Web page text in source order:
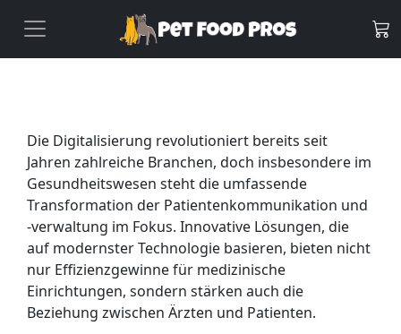
Die Digitalisierung revolutioniert bereits seit
Jahren zahlreiche Branchen, doch insbesondere im
Gesundheitswesen steht die umfassende
Transformation der Patientenkommunikation und
-verwaltung im Fokus. Innovative Lösungen, die
auf modernster Technologie basieren, bieten nicht
nur Effizienzgewinne für medizinische
Einrichtungen, sondern stärken auch die
Beziehung zwischen Ärzten und Patienten.